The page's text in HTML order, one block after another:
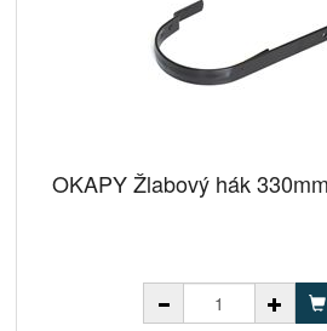
OKAPY Žlabový hák